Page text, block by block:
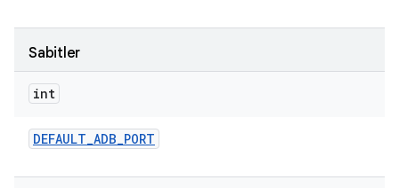
Sabitler
int
DEFAULT_ADB_PORT